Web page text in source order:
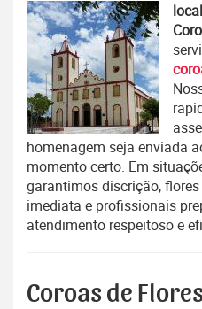
homenagem seja enviada
momento certo. Em
garantimos discrição,
imediata e profissionais
atendimento respeitoso e
Coroas de